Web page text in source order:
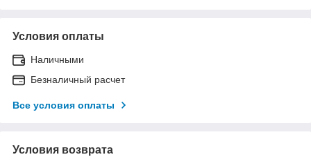
Условия оплаты
Наличными
Безналичный расчет
Все условия оплаты
Условия возврата